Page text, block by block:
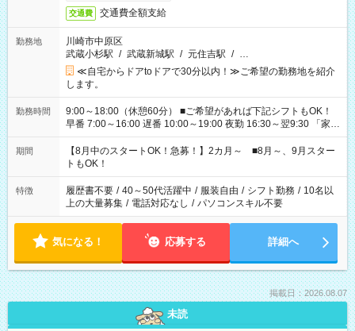
交通費 交通費全額支給
勤務地
川崎市中原区
武蔵小杉駅 / 武蔵新城駅 / 元住吉駅 / …
≪自宅からドアtoドアで30分以内！≫ご希望の勤務地を紹介
します。
勤務時間
9:00～18:00（休憩60分） ■ご希望があれば下記シフトもOK！
早番 7:00～16:00 遅番 10:00～19:00 夜勤 16:30～翌9:30 「家族
と休みを合わせたい」 「余裕を持って夕飯の準備がしたい」
「できれば残業はしたくない」 など、ご希望を教えてください
ね。 ※Wワーク希望の方へ 今ご覧のお仕事で希望する勤務時間
と、もう1つのお仕事の勤務時間。 合計で週40時間を超える場
合は応募できません。
期間
【8月中のスタートOK！急募！】2カ月～ ■8月～、9月スター
トもOK！
特徴 履歴書不要 / 40～50代活躍中 / 服装自由 / シフト勤務 / 10名以
上の大量募集 / 電話対応なし / パソコンスキル不要
気になる！ 応募する 詳細へ
掲載日：2026.08.07
未読